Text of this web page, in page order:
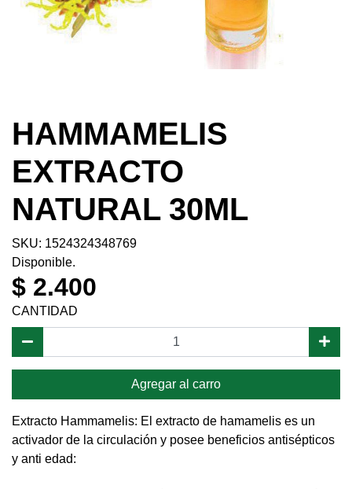
HAMMAMELIS
EXTRACTO
NATURAL 30ML
SKU: 1524324348769
Disponible.
$ 2.400
CANTIDAD
Agregar al carro
Extracto Hammamelis: El extracto de hamamelis es un
activador de la circulación y posee beneficios antisépticos
y anti edad: